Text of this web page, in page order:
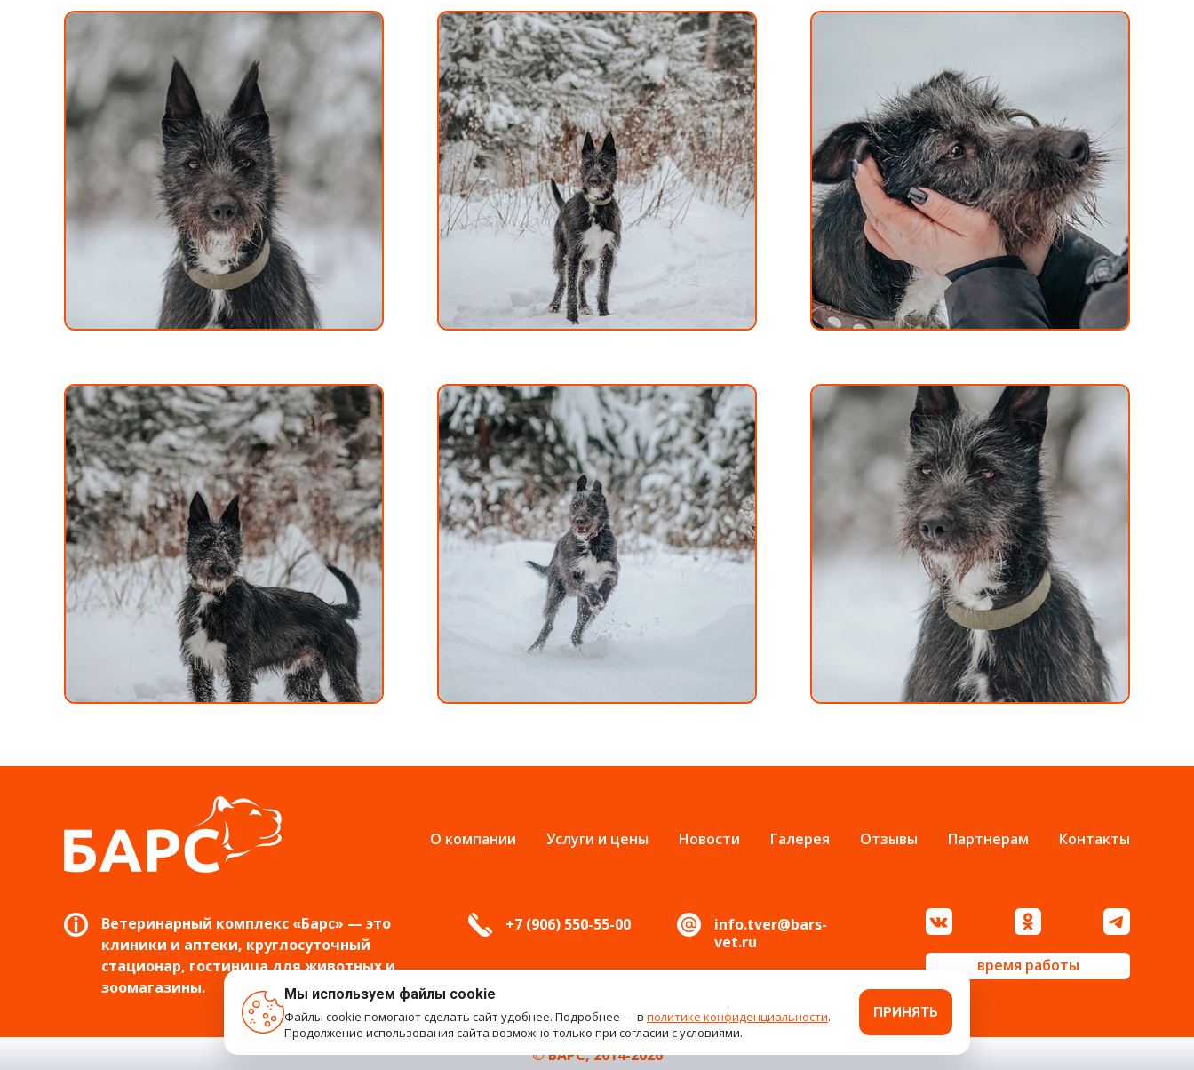
О компании Услуги и цены Новости Галерея Отзывы Партнерам Контакты
Ветеринарный комплекс «Барс» — это
клиники и аптеки, круглосуточный
стационар, гостиница для животных и
зоомагазины.
+7 (906) 550-55-00
info.tver@bars-
vet.ru
время работы
© БАРС, 2014-2026
Мы используем файлы cookie
Файлы cookie помогают сделать сайт удобнее. Подробнее — в политике конфиденциальности.
Продолжение использования сайта возможно только при согласии с условиями.
ПРИНЯТЬ